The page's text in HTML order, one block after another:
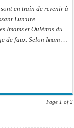
en train de revenir à
Lunaire
Imams et Oulémas du
de faux. Selon Imam …
Page 1 of 2